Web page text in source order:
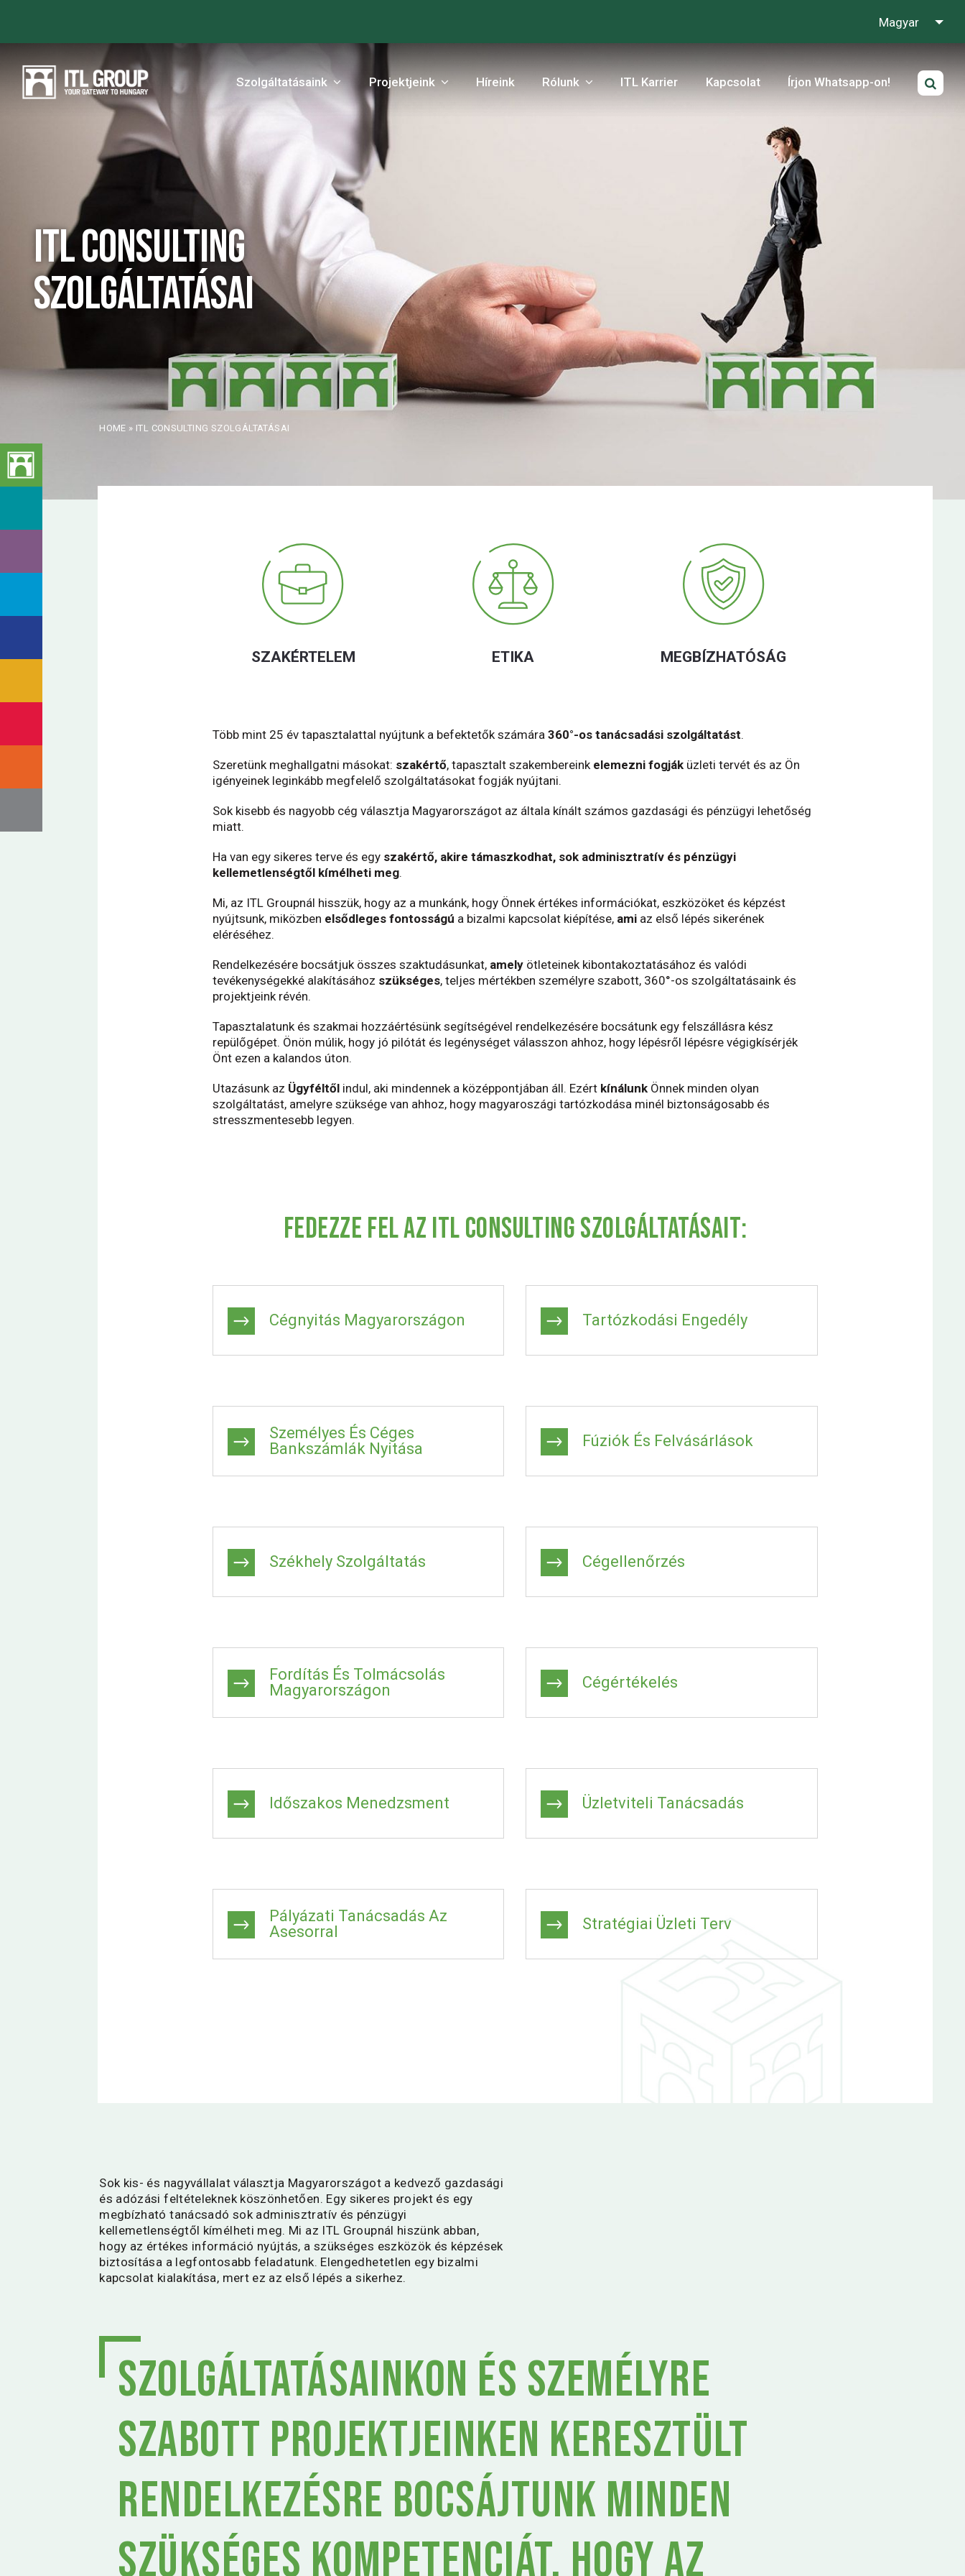
Magyar
Szolgáltatásaink Projektjeink Híreink Rólunk ITL Karrier Kapcsolat Írjon Whatsapp-on!
ITL Consulting
szolgáltatásai
HOME » ITL CONSULTING SZOLGÁLTATÁSAI
SZAKÉRTELEM ETIKA MEGBÍZHATÓSÁG
Több mint 25 év tapasztalattal nyújtunk a befektetők számára 360°-os tanácsadási szolgáltatást.
Szeretünk meghallgatni másokat: szakértő,tapasztalt szakembereink elemezni fogjáküzleti tervét és az Ön
igényeinek leginkább megfelelő szolgáltatásokat fogják nyújtani.
Sok kisebb és nagyobb cég választja Magyarországot az általa kínált számos gazdasági és pénzügyi lehetőség
miatt.
Ha van egy sikeres terve és egy szakértő, akire támaszkodhat, sok adminisztratív és pénzügyi
kellemetlenségtől kímélheti meg.
Mi, az ITL Groupnál hisszük, hogy az a munkánk, hogy Önnek értékes információkat, eszközöket és képzést
nyújtsunk, miközben elsődleges fontosságú a bizalmi kapcsolat kiépítése, amiaz első lépés sikerének
eléréséhez.
Rendelkezésére bocsátjuk összes szaktudásunkat, amelyötleteinek kibontakoztatásához és valódi
tevékenységekké alakításához szükséges, teljes mértékben személyre szabott, 360°-os szolgáltatásaink és
projektjeink révén.
Tapasztalatunk és szakmai hozzáértésünk segítségével rendelkezésére bocsátunk egy felszállásra kész
repülőgépet. Önön múlik, hogy jó pilótát és legénységet válasszon ahhoz, hogy lépésről lépésre végigkísérjék
Önt ezen a kalandos úton.
Utazásunk az Ügyféltőlindul, aki mindennek a középpontjában áll. Ezért kínálunkÖnnek minden olyan
szolgáltatást, amelyre szüksége van ahhoz, hogy magyaroszági tartózkodása minél biztonságosabb és
stresszmentesebb legyen.
FEDEZZE FEL AZ ITL CONSULTING SZOLGÁLTATÁSAIT:
Cégnyitás Magyarországon Tartózkodási Engedély
Személyes És Céges
Bankszámlák Nyitása
Fúziók És Felvásárlások
Székhely Szolgáltatás Cégellenőrzés
Fordítás És Tolmácsolás
Magyarországon
Cégértékelés
Időszakos Menedzsment Üzletviteli Tanácsadás
Pályázati Tanácsadás Az
Asesorral
Stratégiai Üzleti Terv
Sok kis- és nagyvállalat választja Magyarországot a kedvező gazdasági
és adózási feltételeknek köszönhetően. Egy sikeres projekt és egy
megbízható tanácsadó sok adminisztratív és pénzügyi
kellemetlenségtől kímélheti meg. Mi az ITL Groupnál hiszünk abban,
hogy az értékes információ nyújtás, a szükséges eszközök és képzések
biztosítása a legfontosabb feladatunk. Elengedhetetlen egy bizalmi
kapcsolat kialakítása, mert ez az első lépés a sikerhez.
Szolgáltatásainkon és személyre
szabott projektjeinken keresztült
rendelkezésre bocsájtunk minden
szükséges kompetenciát, hogy az